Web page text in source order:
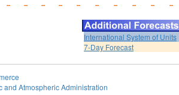
-- -- -- -- -- -- -- -- -- --
International System of Units
7-Day Forecast
and Atmospheric Administration